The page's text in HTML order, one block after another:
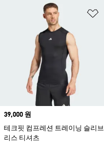
Price
39,000 원
테크핏 컴프레션 트레이닝 슬리브
리스 티셔츠